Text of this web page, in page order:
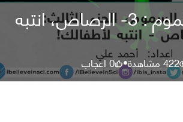
سلسلة السموم : 3- الرصاص، انتبه
422مشاهدة•
0اعجاب